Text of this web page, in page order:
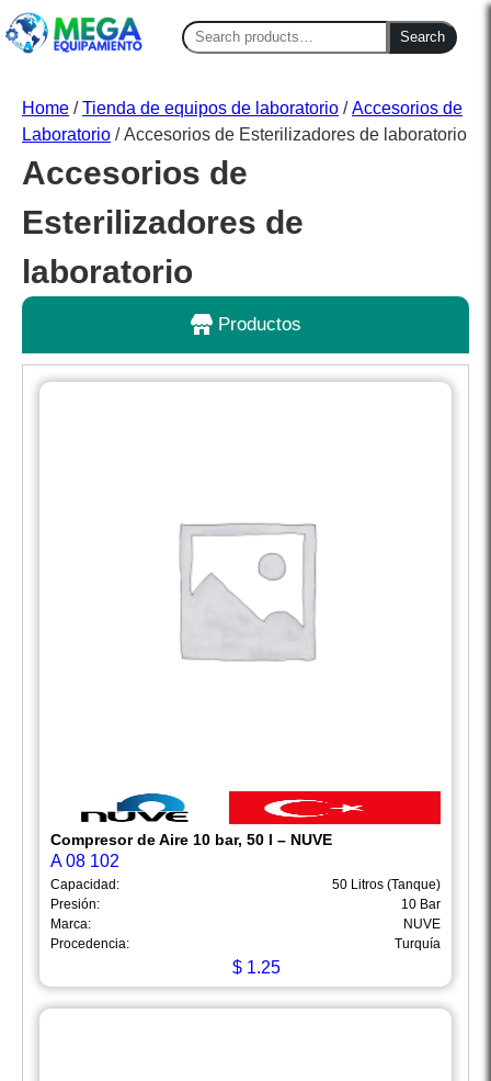
Search
for:
Search
Home /Tienda de equipos de laboratorio /Accesorios de
Laboratorio / Accesorios de Esterilizadores de laboratorio
Accesorios de
Esterilizadores de
laboratorio
Productos
Compresor de Aire 10 bar, 50 l – NUVE
A 08 102
Capacidad:
50 Litros (Tanque)
Presión:
10 Bar
Marca:
NUVE
Procedencia:
Turquía
$ 1.25